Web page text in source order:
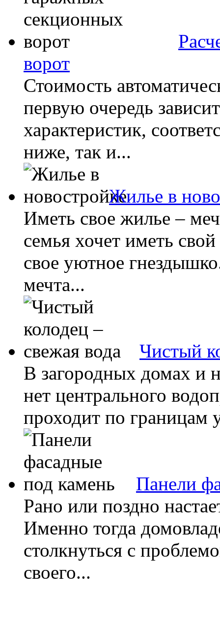
ворот
Стоимость
первую очередь
характеристик,
ниже, так и...
Жилье в
Иметь свое жилье –
семья хочет иметь
свое уютное
мечта...
Чистый
В загородных домах и
нет центрального
проходит по границам
Панели
Рано или поздно
Именно тогда
столкнуться с
своего...